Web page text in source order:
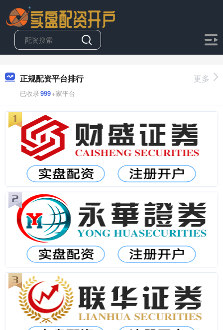
正规配资平台排行
已收录999+家平台
更多